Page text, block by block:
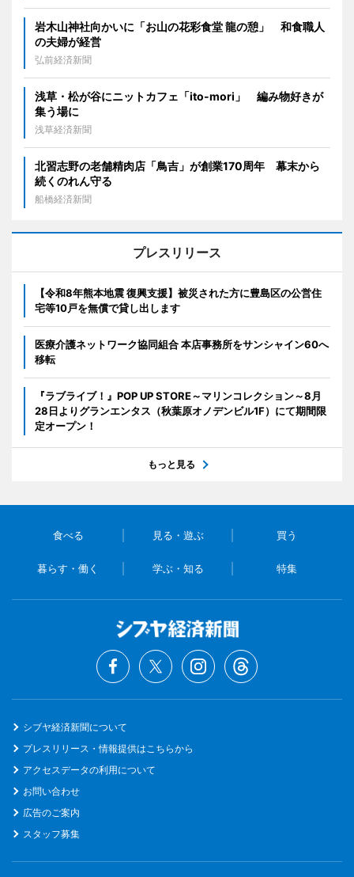
岩木山神社向かいに「お山の花彩食堂 龍の憩」 和食職人
の夫婦が経営
弘前経済新聞
浅草・松が谷にニットカフェ「ito-mori」 編み物好きが
集う場に
浅草経済新聞
北習志野の老舗精肉店「鳥吉」が創業170周年 幕末から
続くのれん守る
船橋経済新聞
プレスリリース
【令和8年熊本地震 復興支援】被災された方に豊島区の公営住
宅等10戸を無償で貸し出します
医療介護ネットワーク協同組合 本店事務所をサンシャイン60へ
移転
『ラブライブ！』POP UP STORE～マリンコレクション～8月
28日よりグランエンタス（秋葉原オノデンビル1F）にて期間限
定オープン！
もっと見る
食べる 見る・遊ぶ 買う
暮らす・働く 学ぶ・知る 特集
シブヤ経済新聞について
プレスリリース・情報提供はこちらから
アクセスデータの利用について
お問い合わせ
広告のご案内
スタッフ募集